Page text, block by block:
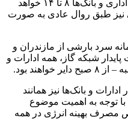
از فردا ساعت کار همه دستگاه‌های اداری و بانک‌ها ۸ تا ۱۴ خواهد
نیز طبق روال عادی به صورت
سرد بارشی از مازندران و
شبکه گاز، همه ادارات و
بود.
و بانک‌ها نیز همانند
افزود: با توجه به اهمیت موضوع
بهینه انرژی در همه